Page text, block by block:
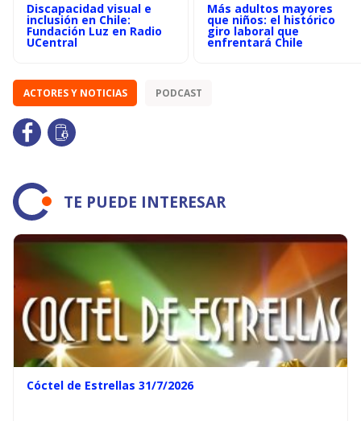
Discapacidad visual e
inclusión en Chile:
Fundación Luz en Radio
UCentral
Más adultos mayores
que niños: el histórico
giro laboral que
enfrentará Chile
ACTORES Y NOTICIAS PODCAST
TE PUEDE INTERESAR
Cóctel de Estrellas 31/7/2026